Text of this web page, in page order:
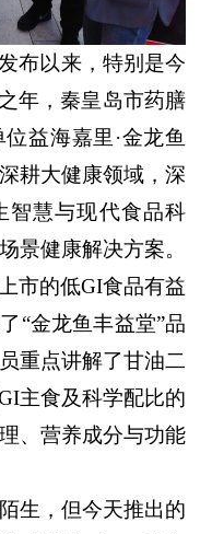
布以来，特别是今
年，秦皇岛市药膳
益海嘉里·金龙鱼
耕大健康领域，深
智慧与现代食品科
景健康解决方案。
市的低GI食品有益
“金龙鱼丰益堂”品
重点讲解了甘油二
主食及科学配比的
、营养成分与功能
生，但今天推出的